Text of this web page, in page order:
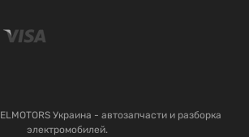
ELMOTORS Украина - автозапчасти и разборка
электромобилей.